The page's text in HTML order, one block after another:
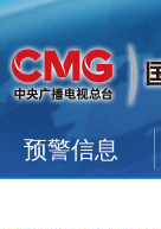
预警信息